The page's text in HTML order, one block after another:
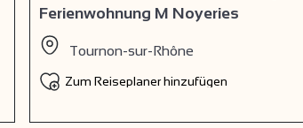
Ferienwohnung M Noyeries
Tournon-sur-Rhône
Zum Reiseplaner hinzufügen